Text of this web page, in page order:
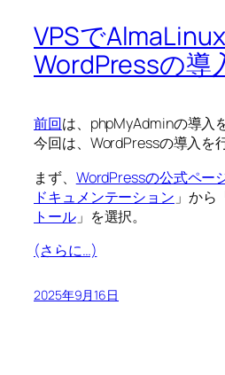
VPSで
WordPressの導
前回は、phpMyAdminの導入
今回は、WordPressの導入を行
まず、 WordPressの公式ペー
ドキュメンテーション 」から
トール」を選択。
(さらに…)
2025年9月16日